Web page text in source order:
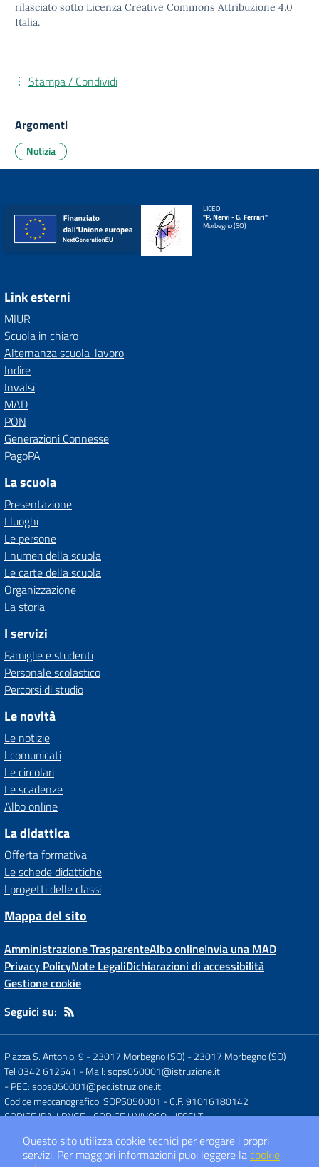
rilasciato sotto Licenza Creative Commons Attribuzione 4.0
Italia.
Stampa / Condividi
Argomenti
Notizia
LICEO
"P. Nervi - G. Ferrari"
Morbegno (SO)
Link esterni
MIUR
Scuola in chiaro
Alternanza scuola-lavoro
Indire
Invalsi
MAD
PON
Generazioni Connesse
PagoPA
La scuola
Presentazione
I luoghi
Le persone
I numeri della scuola
Le carte della scuola
Organizzazione
La storia
I servizi
Famiglie e studenti
Personale scolastico
Percorsi di studio
Le novità
Le notizie
I comunicati
Le circolari
Le scadenze
Albo online
La didattica
Offerta formativa
Le schede didattiche
I progetti delle classi
Mappa del sito
Amministrazione TrasparenteAlbo onlineInvia una MAD
Privacy PolicyNote LegaliDichiarazioni di accessibilità
Gestione cookie
Seguici su:
Piazza S. Antonio, 9 - 23017 Morbegno (SO) -23017 Morbegno (SO)
Tel 0342 612541 - Mail:sops050001@istruzione.it
- PEC:sops050001@pec.istruzione.it
Codice meccanografico: SOPS050001 - C.F. 91016180142
CODICE IPA: LPNGF- CODICE UNIVOCO: UFSSLT
Concept & Design by
Designers Italia
Questo sito utilizza cookie tecnici per erogare i propri
servizi. Per maggiori informazioni puoi leggere lacookie